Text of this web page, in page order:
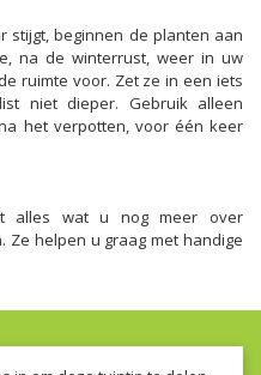
stijgt, beginnen de planten aan
na de winterrust, weer in uw
ruimte voor. Zet ze in een iets
niet dieper. Gebruik alleen
het verpotten, voor één keer
alles wat u nog meer over
Ze helpen u graag met handige